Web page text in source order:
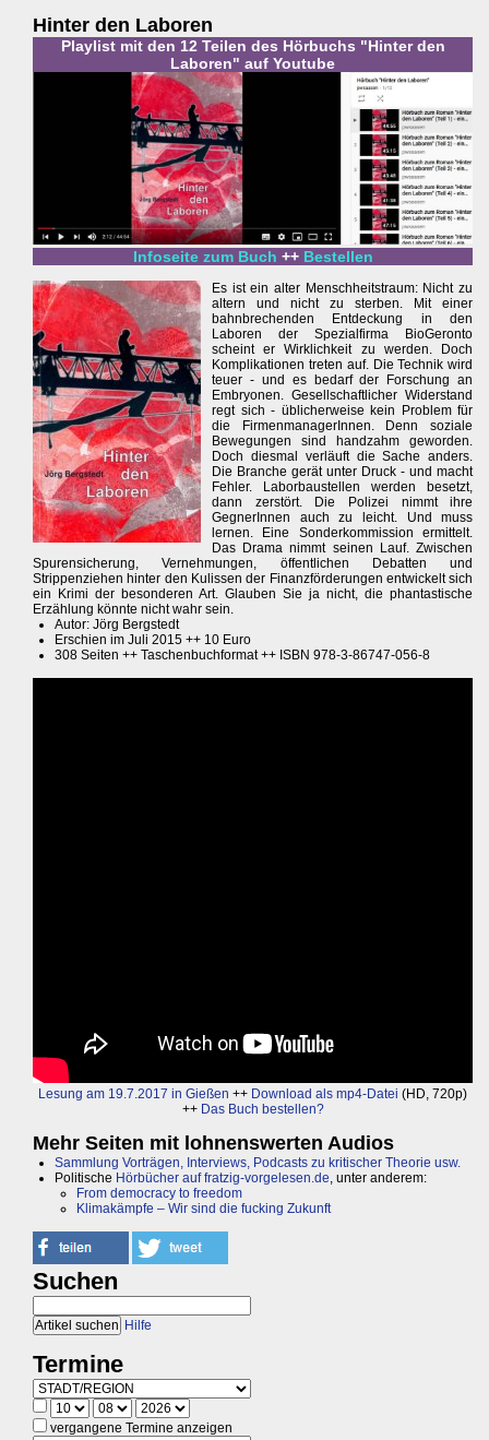
Hinter den Laboren
Playlist mit den 12 Teilen des Hörbuchs "Hinter den
Laboren" auf Youtube
Infoseite zum Buch ++ Bestellen
Es ist ein alter Menschheitstraum: Nicht zu
altern und nicht zu sterben. Mit einer
bahnbrechenden Entdeckung in den
Laboren der Spezialfirma BioGeronto
scheint er Wirklichkeit zu werden. Doch
Komplikationen treten auf. Die Technik wird
teuer - und es bedarf der Forschung an
Embryonen. Gesellschaftlicher Widerstand
regt sich - üblicherweise kein Problem für
die FirmenmanagerInnen. Denn soziale
Bewegungen sind handzahm geworden.
Doch diesmal verläuft die Sache anders.
Die Branche gerät unter Druck - und macht
Fehler. Laborbaustellen werden besetzt,
dann zerstört. Die Polizei nimmt ihre
GegnerInnen auch zu leicht. Und muss
lernen. Eine Sonderkommission ermittelt.
Das Drama nimmt seinen Lauf. Zwischen
Spurensicherung, Vernehmungen, öffentlichen Debatten und
Strippenziehen hinter den Kulissen der Finanzförderungen entwickelt sich
ein Krimi der besonderen Art. Glauben Sie ja nicht, die phantastische
Erzählung könnte nicht wahr sein.
Autor: Jörg Bergstedt
Erschien im Juli 2015 ++ 10 Euro
308 Seiten ++ Taschenbuchformat ++ ISBN 978-3-86747-056-8
Lesung am 19.7.2017 in Gießen ++ Download als mp4-Datei (HD, 720p)
++ Das Buch bestellen?
Mehr Seiten mit lohnenswerten Audios
Sammlung Vorträgen, Interviews, Podcasts zu kritischer Theorie usw.
Politische Hörbücher auf fratzig-vorgelesen.de, unter anderem:
From democracy to freedom
Klimakämpfe – Wir sind die fucking Zukunft
Suchen
Hilfe
Termine
vergangene Termine anzeigen